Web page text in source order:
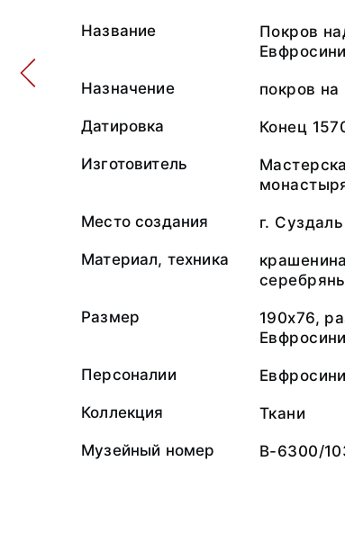
Название
Покров
Назначение покров на
Датировка Конец
Изготовитель
Место создания г. Суздаль
Материал, техника
Размер
190x76,
Персоналии
Коллекция Ткани
Музейный номер В-6300/